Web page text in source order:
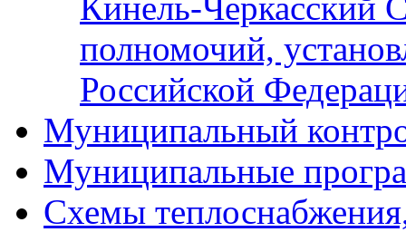
полномочий,
Российской
Муниципальный
Муниципальные
Схемы